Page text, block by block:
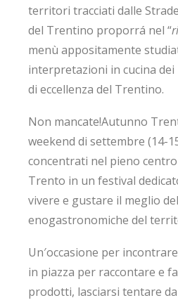
territori tracciati dalle
del Trentino proporrá nel “
menù appositamente
interpretazioni in cucina
di eccellenza del Trentino.
Non mancate!Autunno
weekend di settembre (14-
concentrati nel pieno
Trento in un festival
vivere e gustare il meglio
enogastronomiche del
Un′occasione per
in piazza per raccontare e
prodotti, lasciarsi tentare